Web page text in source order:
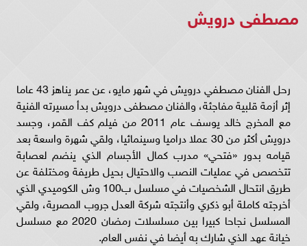
مصطفى درويش
رحل الفنان مصطفي درويش في شهر مايو، عن عمر يناهز 43 عاما
إثر أزمة قلبية مفاجئة، والفنان مصطفى درويش بدأ مسيرته الفنية
مع المخرج خالد يوسف عام 2011 من فيلم كف القمر، وجسد
درويش أكثر من 30 عملا دراميا وسينمائيا، ولقي شهرة واسعة بعد
قيامه بدور «فتحي» مدرب كمال الأجسام الذي ينضم لعصابة
تتخصص في عمليات النصب والاحتيال بحيل طريفة ومختلفة عن
طريق انتحال الشخصيات في مسلسل ب100 وش الكوميدي الذي
أخرجته كاملة أبو ذكري وأنتجته شركة العدل جروب المصرية، ولقي
المسلسل نجاحا كبيرا بين مسلسلات رمضان 2020 مع مسلسل
خيانة عهد الذي شارك به أيضا في نفس العام.